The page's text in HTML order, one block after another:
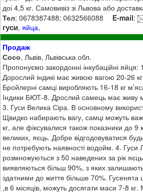
доі 4,5 кг. Самовивіз зі Львова або
Тел: 0678387488; 0632566088 E-mail:
гуси,яйца,
Продаж
Сосо, Львів, Львівська обл.
Пропонуємо закордонні інкубаційні яйця:
Дорослий індикі має живою вагою 20-26
Бройлерні самці виробляють 16-18 кг
Індики БЮТ-8. Дрослий самець має живу
3. Гуси Велика Сіра. В основному
Щвидко набирають вагу, самці можуть
кг, але фіксувалися також показники до 9
великих, яєць. Добре відгодовуватися
не потребують наявності водойм. 4. Гуси
розмножуються з 50 наведених за рік
виявляються більш 90%, з яких
здатними до життя більше 70%. Гусенята
,в 6 місяців, можуть досягати маси 7-8